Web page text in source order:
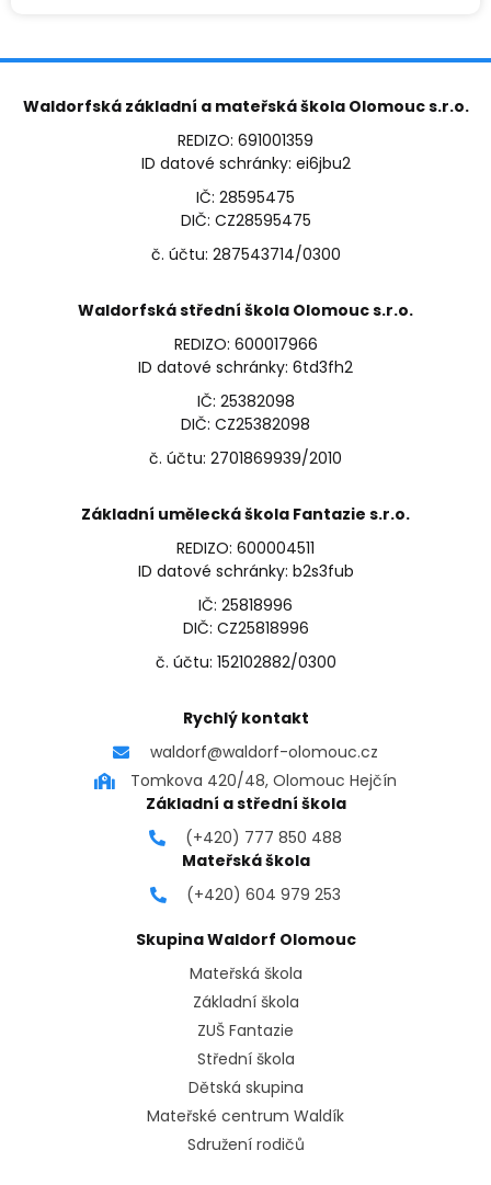
Waldorfská základní a mateřská škola Olomouc s.r.o.
REDIZO: 691001359
ID datové schránky: ei6jbu2
IČ: 28595475
DIČ: CZ28595475
č. účtu: 287543714/0300
Waldorfská střední škola Olomouc s.r.o.
REDIZO: 600017966
ID datové schránky: 6td3fh2
IČ: 25382098
DIČ: CZ25382098
č. účtu: 2701869939/2010
Základní umělecká škola Fantazie s.r.o.
REDIZO: 600004511
ID datové schránky: b2s3fub
IČ: 25818996
DIČ: CZ25818996
č. účtu: 152102882/0300
Rychlý kontakt
waldorf@waldorf-olomouc.cz
Tomkova 420/48, Olomouc Hejčín
Základní a střední škola
(+420) 777 850 488
Mateřská škola
(+420) 604 979 253
Skupina Waldorf Olomouc
Mateřská škola
Základní škola
ZUŠ Fantazie
Střední škola
Dětská skupina
Mateřské centrum Waldík
Sdružení rodičů